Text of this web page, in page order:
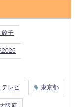
餃子
2026
テレビ 東京都
大阪府